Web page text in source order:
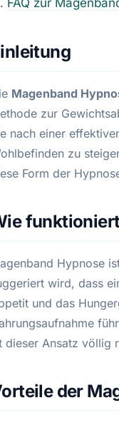
Magenband
zur
nach einer
zu
Form der
Hypnose
wird, dass
und das
dieser Ansatz völlig
der